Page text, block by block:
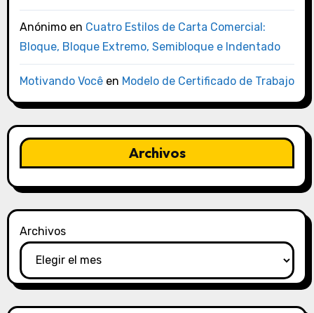
Anónimoen Cuatro Estilos de Carta Comercial:
Bloque, Bloque Extremo, Semibloque e Indentado
Motivando Vocêen Modelo de Certificado de Trabajo
Archivos
Archivos